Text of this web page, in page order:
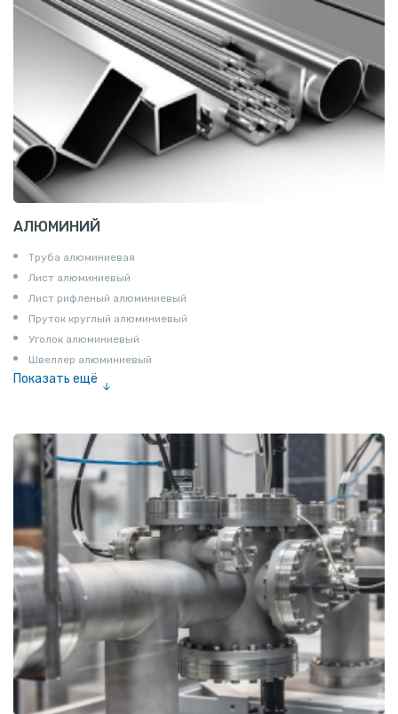
АЛЮМИНИЙ
Труба алюминиевая
Лист алюминиевый
Лист рифленый алюминиевый
Пруток круглый алюминиевый
Уголок алюминиевый
Швеллер алюминиевый
Показать ещё
Шина электротехническая
Алюминиевая плита
Z профиль алюминиевый
Т профиль алюминиевый
Пруток квадратный алюминиевый
Полоса алюминиевая
Пруток шестигранный алюминиевый